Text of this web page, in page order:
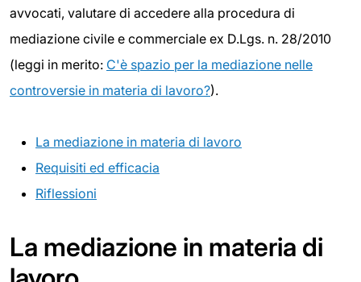
avvocati, valutare di accedere alla procedura di
mediazione civile e commerciale ex D.Lgs. n. 28/2010
(leggi in merito: C'è spazio per la mediazione nelle
controversie in materia di lavoro?).
La mediazione in materia di lavoro
Requisiti ed efficacia
Riflessioni
La mediazione in materia di